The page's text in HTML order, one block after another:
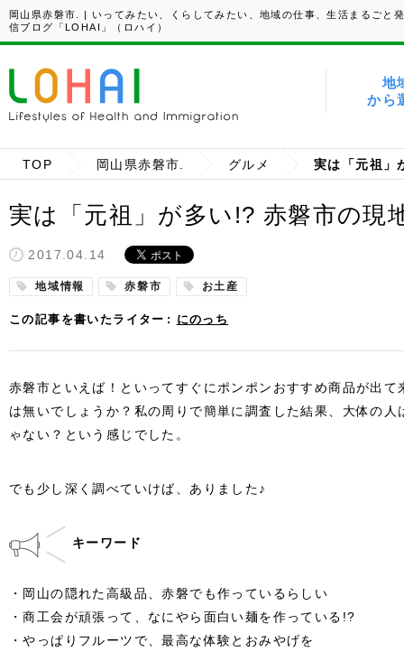
岡山県赤磐市. | いってみたい、くらしてみたい、地域の仕事、生活まるごと
信ブログ「LOHAI」（ロハイ）
地
から
TOP 岡山県赤磐市. グルメ
実は「元祖」が多い!? 赤磐市の現
2017.04.14
地域情報 赤磐市 お土産
この記事を書いたライター にのっち
赤磐市といえば！といってすぐにポンポンおすすめ商品が出
は無いでしょうか？私の周りで簡単に調査した結果、大体の
ゃない？という感じでした。
でも少し深く調べていけば、ありました♪
キーワード
・岡山の隠れた高級品、赤磐でも作っているらしい
・商工会が頑張って、なにやら面白い麺を作っている!?
・やっぱりフルーツで、最高な体験とおみやげを